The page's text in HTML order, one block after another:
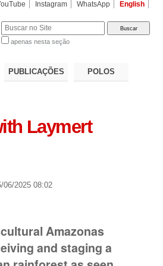
Instagram WhatsApp English
apenas nesta seção
PUBLICAÇÕES POLOS
Laymert
2025 08:02
Amazonas
and staging a